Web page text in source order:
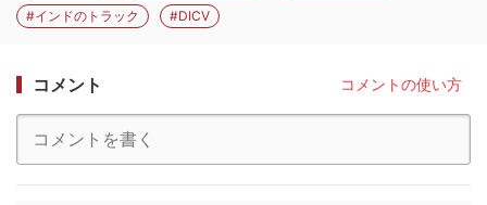
#インドのトラック #DICV
コメント コメントの使い方